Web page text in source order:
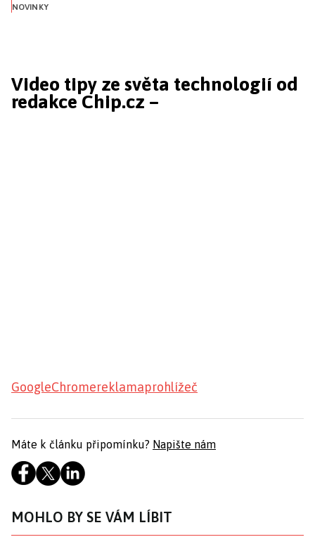
NOVINKY
Video tipy ze světa technologií od
redakce Chip.cz –
GoogleChromereklamaprohlížeč
Máte k článku připomínku? Napište nám
MOHLO BY SE VÁM LÍBIT